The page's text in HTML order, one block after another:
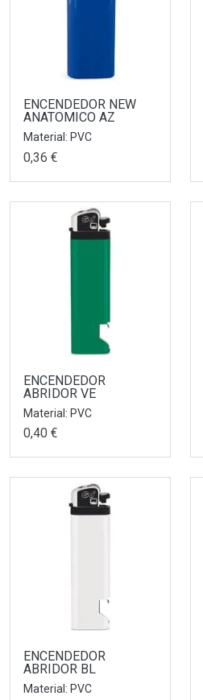
ENCENDEDOR NEW
ANATOMICO AZ
Material: PVC
0,36 €
ENCENDEDOR
ABRIDOR VE
Material: PVC
0,40 €
ENCENDEDOR
ABRIDOR BL
Material: PVC